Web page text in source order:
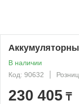
В наличии
Код: 90632
230 405 ₸